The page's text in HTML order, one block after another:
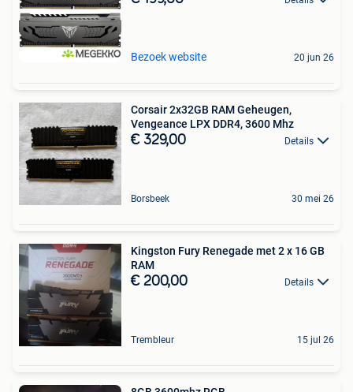
Bezoek website 20 jun 26
Corsair 2x32GB RAM Geheugen,
Vengeance LPX DDR4, 3600 Mhz
€ 329,00 Details
Borsbeek 30 mei 26
Kingston Fury Renegade met 2 x 16 GB
RAM
€ 200,00 Details
Trembleur 15 jul 26